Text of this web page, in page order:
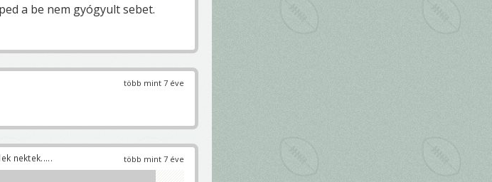
a be nem gyógyult sebet.
több mint 7 éve
több mint 7 éve
nektek.....